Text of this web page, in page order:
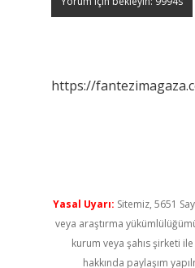
https://
Yasal Uyarı: Sitemiz, 5651
veya araştırma
kurum veya şahıs şirketi
hakkında paylaşım